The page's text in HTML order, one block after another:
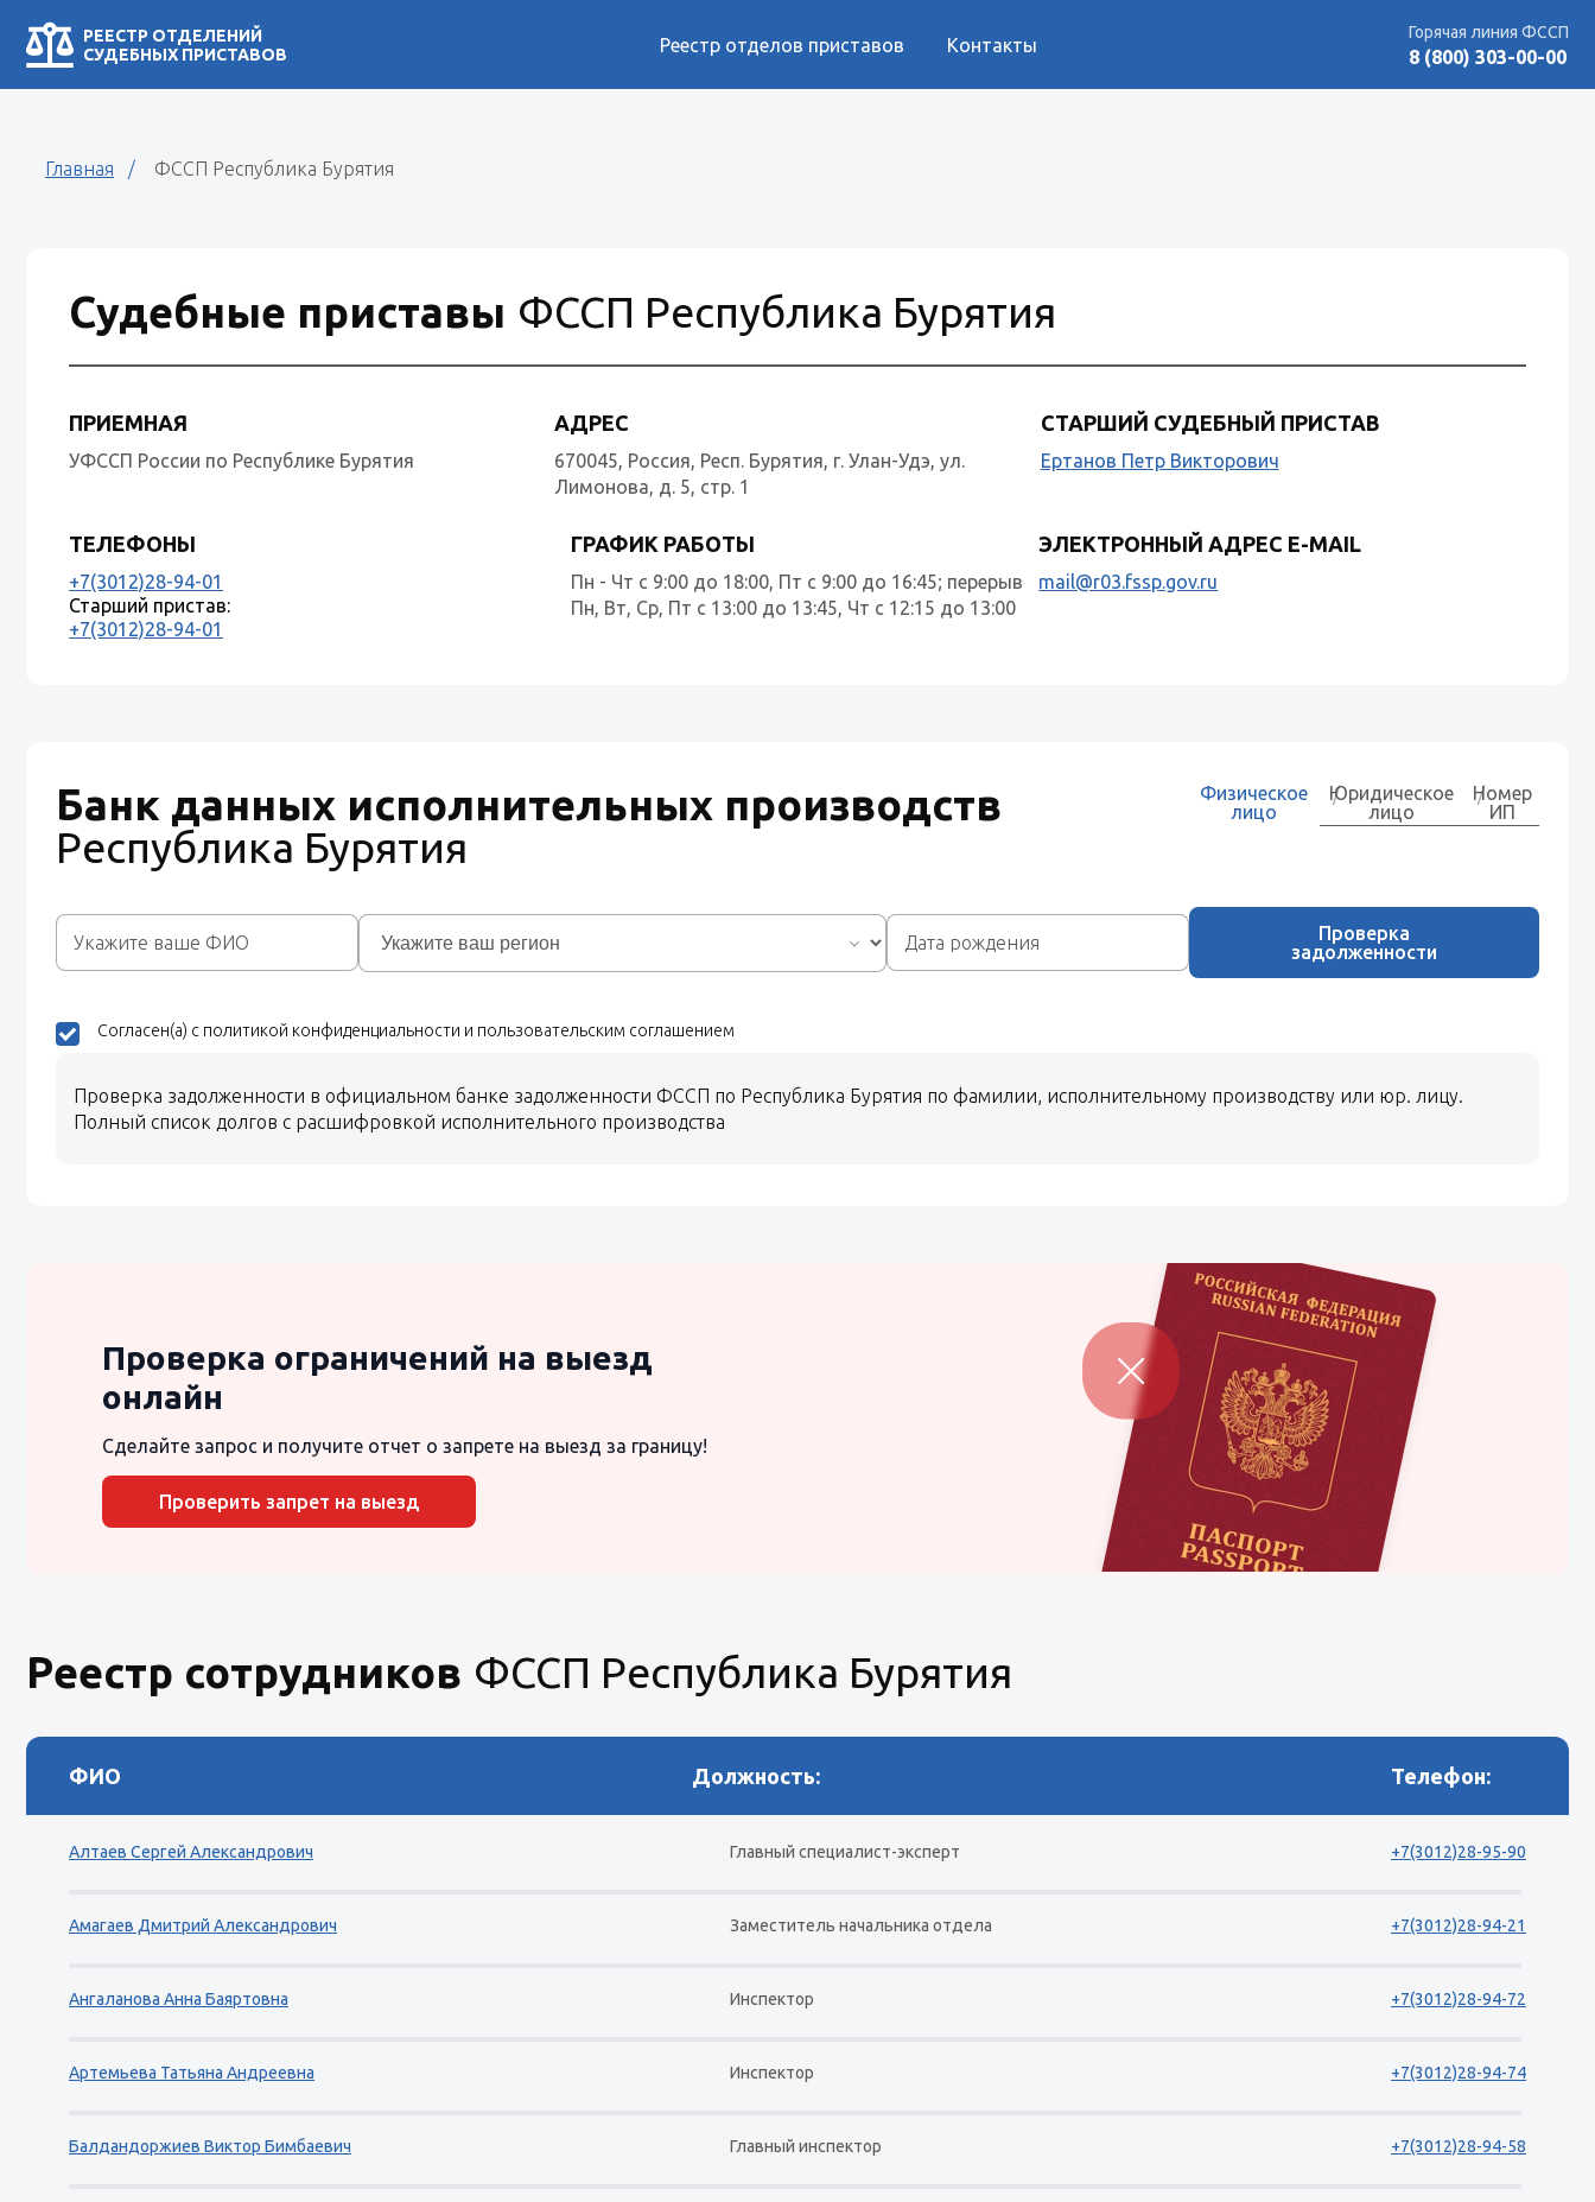
РЕЕСТР ОТДЕЛЕНИЙ
СУДЕБНЫХ ПРИСТАВОВ
Реестр отделов приставов Контакты
Горячая линия ФССП
8 (800) 303-00-00
Главная ФССП Республика Бурятия
Судебные приставы ФССП Республика Бурятия
ПРИЕМНАЯ
УФССП России по Республике Бурятия
АДРЕС
670045, Россия, Респ. Бурятия, г. Улан-Удэ, ул.
Лимонова, д. 5, стр. 1
СТАРШИЙ СУДЕБНЫЙ ПРИСТАВ
Ертанов Петр Викторович
ТЕЛЕФОНЫ
+7(3012)28-94-01
Старший пристав:
+7(3012)28-94-01
ГРАФИК РАБОТЫ
Пн - Чт с 9:00 до 18:00, Пт с 9:00 до 16:45; перерыв
Пн, Вт, Ср, Пт с 13:00 до 13:45, Чт с 12:15 до 13:00
ЭЛЕКТРОННЫЙ АДРЕС E-MAIL
mail@r03.fssp.gov.ru
Банк данных исполнительных производств
Республика Бурятия
Физическое
лицо
Юридическое
лицо
Номер
ИП
Проверка
задолженности
Согласен(а) с политикой конфиденциальности и пользовательским соглашением
Проверка задолженности в официальном банке задолженности ФССП по Республика Бурятия по фамилии, исполнительному производству или юр. лицу.
Полный список долгов с расшифровкой исполнительного производства
Проверка ограничений на выезд
онлайн
Сделайте запрос и получите отчет о запрете на выезд за границу!
Проверить запрет на выезд
Реестр сотрудников ФССП Республика Бурятия
ФИО Должность: Телефон:
Алтаев Сергей Александрович Главный специалист-эксперт +7(3012)28-95-90
Амагаев Дмитрий Александрович Заместитель начальника отдела +7(3012)28-94-21
Ангаланова Анна Баяртовна Инспектор +7(3012)28-94-72
Артемьева Татьяна Андреевна Инспектор +7(3012)28-94-74
Балдандоржиев Виктор Бимбаевич Главный инспектор +7(3012)28-94-58